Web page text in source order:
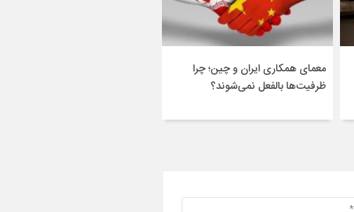
معمای همکاری ایران و چین؛ چرا
ظرفیت‌ها بالفعل نمی‌شوند؟